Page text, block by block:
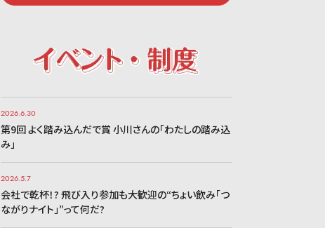
2026.6.30
第9回 よく踏み込んだで賞 小川さんの「わたしの踏み込
み」
2026.5.7
会社で乾杯！? 飛び入り参加も大歓迎の“ちょい飲み「つ
ながりナイト」”って何だ?